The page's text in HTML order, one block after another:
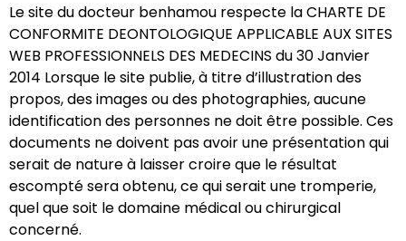
Le site du docteur benhamou respecte la CHARTE DE
CONFORMITE DEONTOLOGIQUE APPLICABLE AUX SITES
WEB PROFESSIONNELS DES MEDECINS du 30 Janvier
2014 Lorsque le site publie, à titre d’illustration des
propos, des images ou des photographies, aucune
identification des personnes ne doit être possible. Ces
documents ne doivent pas avoir une présentation qui
serait de nature à laisser croire que le résultat
escompté sera obtenu, ce qui serait une tromperie,
quel que soit le domaine médical ou chirurgical
concerné.